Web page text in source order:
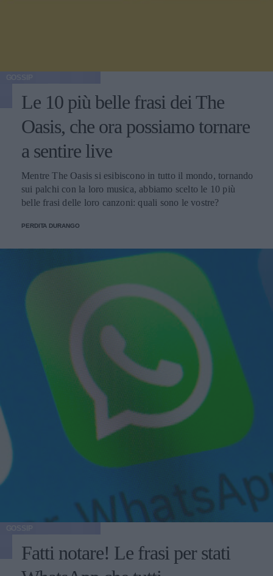
Le 10 più belle frasi dei The
Oasis, che ora possiamo tornare
a sentire live
Mentre The Oasis si esibiscono in tutto il mondo, tornando
sui palchi con la loro musica, abbiamo scelto le 10 più
belle frasi delle loro canzoni: quali sono le vostre?
PERDITA DURANGO
Fatti notare! Le frasi per stati